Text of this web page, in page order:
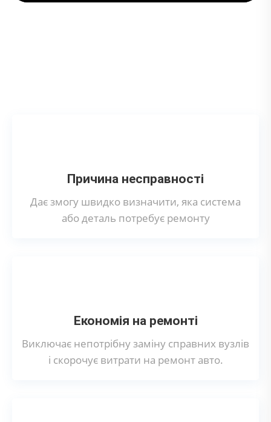
Причина несправності
Дає змогу швидко визначити, яка система
або деталь потребує ремонту
Економія на ремонті
Виключає непотрібну заміну справних вузлів
і скорочує витрати на ремонт авто.